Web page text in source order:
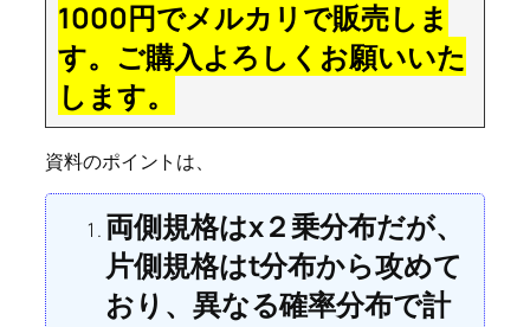
1000円でメルカリで販売しま
す。ご購入よろしくお願いいた
します。
資料のポイントは、
両側規格はχ２乗分布だが、
片側規格はt分布から攻めて
おり、異なる確率分布で計